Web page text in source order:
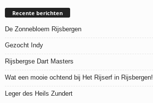
Recente berichten
De Zonnebloem Rijsbergen
Gezocht Indy
Rijsbergse Dart Masters
Wat een mooie ochtend bij Het Rijserf in Rijsbergen!
Leger des Heils Zundert